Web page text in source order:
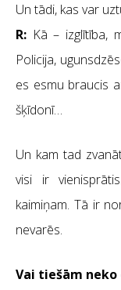
Un tādi, kas var
R: Kā – izglītība,
Policija,
es esmu braucis
šķīdonī…
Un kam tad
visi ir
kaimiņam. Tā ir
nevarēs.
Vai tiešām